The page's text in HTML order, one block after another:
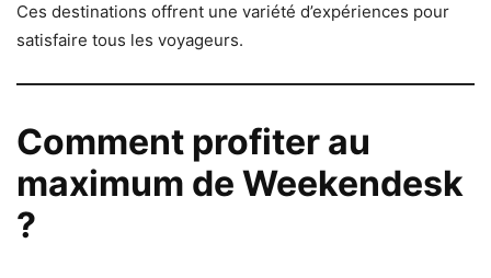
Ces destinations offrent une variété d’expériences pour
satisfaire tous les voyageurs.
Comment profiter au
maximum de Weekendesk
?